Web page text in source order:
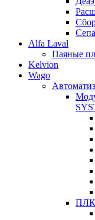
Alfa Laval
Паяные
Kelvion
Wago
ПЛК